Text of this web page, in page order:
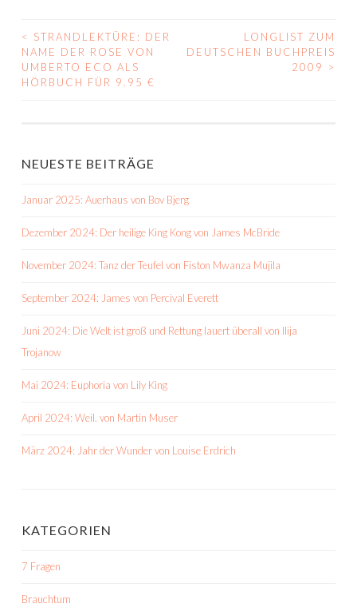
BEITRAGS-
NAVIGATION
<
STRANDLEKTÜRE: DER
NAME DER ROSE VON
UMBERTO ECO ALS
HÖRBUCH FÜR 9.95 €
LONGLIST ZUM
DEUTSCHEN BUCHPREIS
2009
>
NEUESTE BEITRÄGE
Januar 2025: Auerhaus von Bov Bjerg
Dezember 2024: Der heilige King Kong von James McBride
November 2024: Tanz der Teufel von Fiston Mwanza Mujila
September 2024: James von Percival Everett
Juni 2024: Die Welt ist groß und Rettung lauert überall von Ilija
Trojanow
Mai 2024: Euphoria von Lily King
April 2024: Weil. von Martin Muser
März 2024: Jahr der Wunder von Louise Erdrich
KATEGORIEN
7 Fragen
Brauchtum